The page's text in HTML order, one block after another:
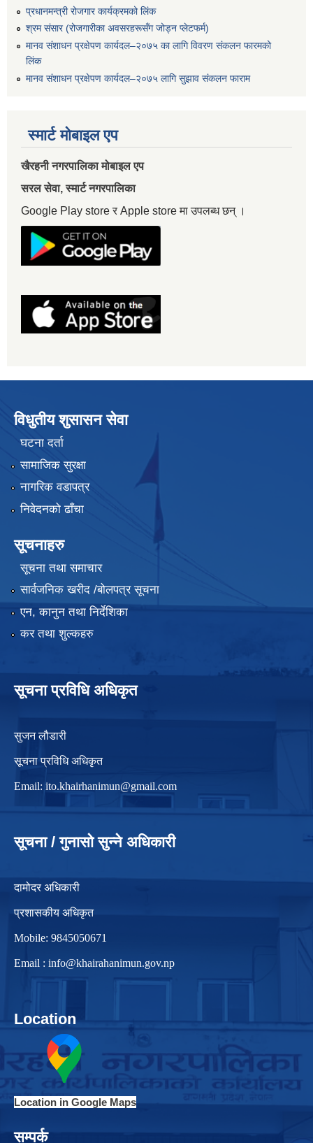
प्रधानमन्त्री रोजगार कार्यक्रमको लिंक
श्रम संसार (रोजगारीका अवसरहरूसँग जोड्न प्लेटफर्म)
मानव संशाधन प्रक्षेपण कार्यदल–२०७५ का लागि विवरण संकलन फारमको
लिंक
मानव संशाधन प्रक्षेपण कार्यदल–२०७५ लागि सुझाव संकलन फाराम
स्मार्ट मोबाइल एप
खैरहनी नगरपालिका मोबाइल एप
सरल सेवा, स्मार्ट नगरपालिका
Google Play store र Apple store मा उपलब्ध छन् ।
विधुतीय शुसासन सेवा
घटना दर्ता
सामाजिक सुरक्षा
नागरिक वडापत्र
निवेदनको ढाँचा
सूचनाहरु
सूचना तथा समाचार
सार्वजनिक खरीद /बोलपत्र सूचना
एन, कानुन तथा निर्देशिका
कर तथा शुल्कहरु
सूचना प्रविधि अधिकृत
सुजन लौडारी
सूचना प्रविधि अधिकृत
Email: ito.khairhanimun@gmail.com
सूचना / गुनासो सुन्ने अधिकारी
दामोदर अधिकारी
प्रशासकीय अधिकृत
Mobile: 9845050671
Email : info@khairahanimun.gov.np
Location
Location in Google Maps
सम्पर्क